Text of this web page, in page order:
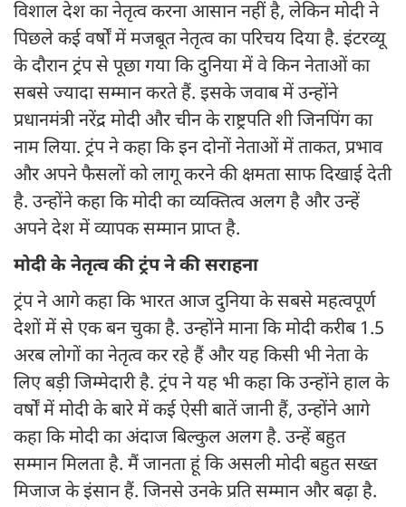
विशाल देश का नेतृत्व करना आसान नहीं है, लेकिन मोदी ने
पिछले कई वर्षों में मजबूत नेतृत्व का परिचय दिया है. इंटरव्यू
के दौरान ट्रंप से पूछा गया कि दुनिया में वे किन नेताओं का
सबसे ज्यादा सम्मान करते हैं. इसके जवाब में उन्होंने
प्रधानमंत्री नरेंद्र मोदी और चीन के राष्ट्रपति शी जिनपिंग का
नाम लिया. ट्रंप ने कहा कि इन दोनों नेताओं में ताकत, प्रभाव
और अपने फैसलों को लागू करने की क्षमता साफ दिखाई देती
है. उन्होंने कहा कि मोदी का व्यक्तित्व अलग है और उन्हें
अपने देश में व्यापक सम्मान प्राप्त है.
मोदी के नेतृत्व की ट्रंप ने की सराहना
ट्रंप ने आगे कहा कि भारत आज दुनिया के सबसे महत्वपूर्ण
देशों में से एक बन चुका है. उन्होंने माना कि मोदी करीब 1.5
अरब लोगों का नेतृत्व कर रहे हैं और यह किसी भी नेता के
लिए बड़ी जिम्मेदारी है. ट्रंप ने यह भी कहा कि उन्होंने हाल के
वर्षों में मोदी के बारे में कई ऐसी बातें जानी हैं, उन्होंने आगे
कहा कि मोदी का अंदाज बिल्कुल अलग है. उन्हें बहुत
सम्मान मिलता है. मैं जानता हूं कि असली मोदी बहुत सख्त
मिजाज के इंसान हैं. जिनसे उनके प्रति सम्मान और बढ़ा है.